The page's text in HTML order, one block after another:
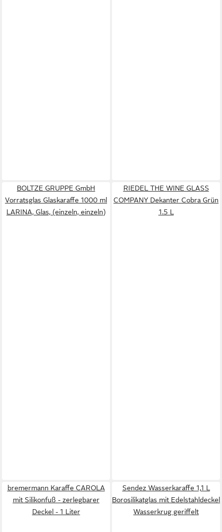
BOLTZE GRUPPE GmbH
Vorratsglas Glaskaraffe 1000 ml
LARINA, Glas, (einzeln, einzeln)
RIEDEL THE WINE GLASS
COMPANY Dekanter Cobra Grün
1.5 L
bremermann Karaffe CAROLA
mit Silikonfuß - zerlegbarer
Deckel - 1 Liter
Sendez Wasserkaraffe 1,1 L
Borosilikatglas mit Edelstahldeckel
Wasserkrug geriffelt